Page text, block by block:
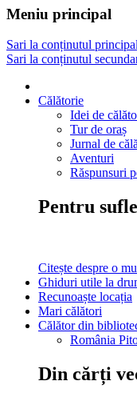
Meniu principal
Sari la conținutul principal
Sari la conținutul
Călătorie
Idei de
Tur de oraș
Jurnal de
Aventuri
Răspunsuri
Pentru
Citește despre o
Ghiduri utile la
Recunoaște locația
Mari călători
Călător din
România
Din cărți